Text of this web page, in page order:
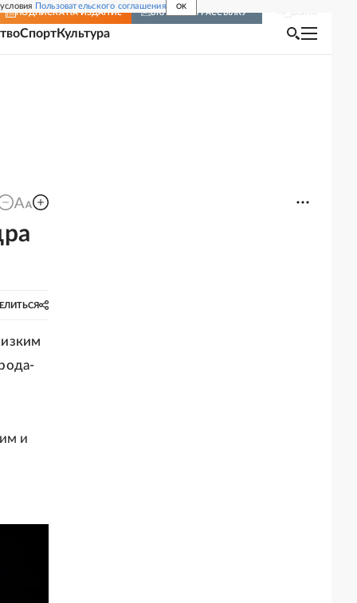
Пользовательского соглашения OK
ПОДПИСКА НА ИЗДАНИЕ ВКЛЮЧИТЬ РАССЫЛКУ
СпортКультура
и